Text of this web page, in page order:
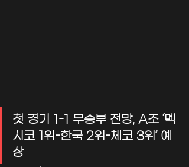
첫 경기 1-1 무승부 전망, A조 ‘멕
시코 1위-한국 2위-체코 3위’ 예
상